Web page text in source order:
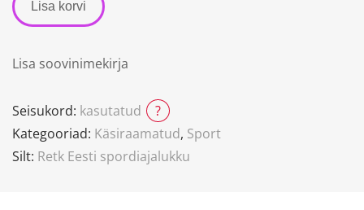
Lisa korvi
Lisa soovinimekirja
Seisukord: kasutatud
?
Kategooriad: Käsiraamatud, Sport
Silt: Retk Eesti spordiajalukku